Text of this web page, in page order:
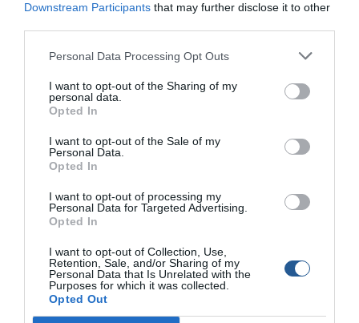
Downstream Participants that may further disclose it to other
Personal Data Processing Opt Outs
I want to opt-out of the Sharing of my
personal data.
Opted In
I want to opt-out of the Sale of my
Personal Data.
Opted In
I want to opt-out of processing my
Personal Data for Targeted Advertising.
Opted In
I want to opt-out of Collection, Use,
Retention, Sale, and/or Sharing of my
Personal Data that Is Unrelated with the
Purposes for which it was collected.
Opted Out
ψάρεμα αλλά με περιορισμούς έως τις 5 Απριλίου 2021
σύνολο της Επικράτειας για το διάστημα από τη Δευτέρα, 29
2021 […]